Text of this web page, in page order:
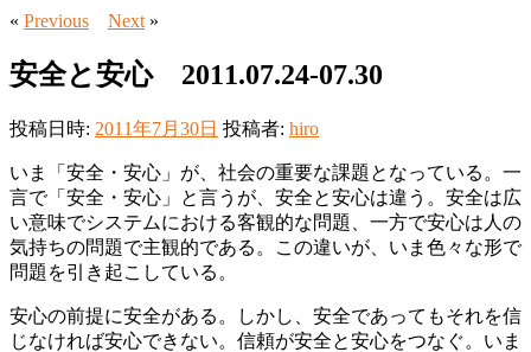
« Previous Next »
安全と安心 2011.07.24-07.30
投稿日時: 2011年7月30日 投稿者: hiro
いま「安全・安心」が、社会の重要な課題となっている。一
言で「安全・安心」と言うが、安全と安心は違う。安全は広
い意味でシステムにおける客観的な問題、一方で安心は人の
気持ちの問題で主観的である。この違いが、いま色々な形で
問題を引き起こしている。
安心の前提に安全がある。しかし、安全であってもそれを信
じなければ安心できない。信頼が安全と安心をつなぐ。いま